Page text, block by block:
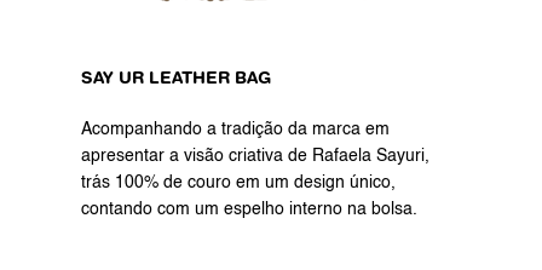
SAY UR LEATHER BAG
Acompanhando a tradição da marca em
apresentar a visão criativa de Rafaela Sayuri,
trás 100% de couro em um design único,
contando com um espelho interno na bolsa.